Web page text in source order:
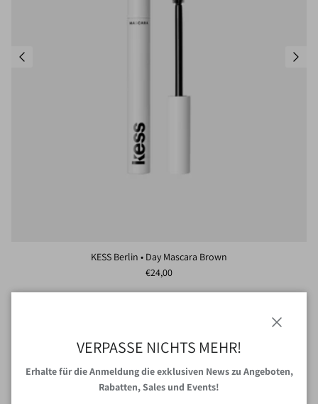
KESS Berlin • Day Mascara Brown
Normaler Preis
€24,00
VERPASSE NICHTS MEHR!
Erhalte für die Anmeldung die exklusiven News zu Angeboten,
Rabatten, Sales und Events!